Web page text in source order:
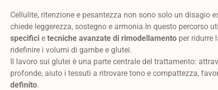
Cellulite, ritenzione e pesantezza non sono solo un disagio
chiede leggerezza, sostegno e armonia.In questo percorso
specificie tecniche avanzate di rimodellamentoper ridurre
ridefinire i volumi di gambe e glutei.
Il lavoro sui glutei è una parte centrale del trattamento:
profonde, aiuto i tessuti a ritrovare tono e compattezza,
definito.